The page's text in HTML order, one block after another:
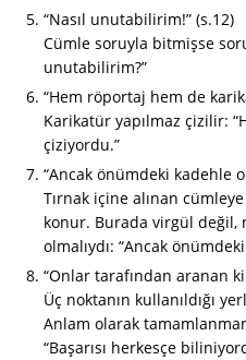
“Nasıl unutabilirim!” (s.12)
Cümle soruyla bitmişse
unutabilirim?”
“Hem röportaj hem de
Karikatür yapılmaz çizilir:
çiziyordu.”
“Ancak önümdeki kadehle
Tırnak içine alınan
konur. Burada virgül değil,
olmalıydı: “Ancak
“Onlar tarafından aranan
Üç noktanın kullanıldığı
Anlam olarak
“Başarısı herkesçe